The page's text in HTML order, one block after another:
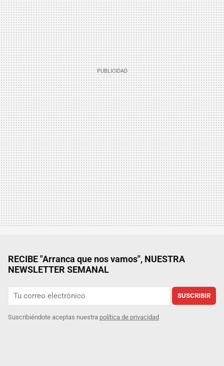
RECIBE "Arranca que nos vamos", NUESTRA
NEWSLETTER SEMANAL
SUSCRIBIR
Suscribiéndote aceptas nuestra política de privacidad